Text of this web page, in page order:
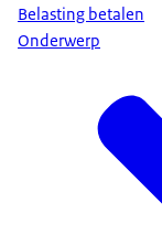
Belasting betalen
Onderwerp